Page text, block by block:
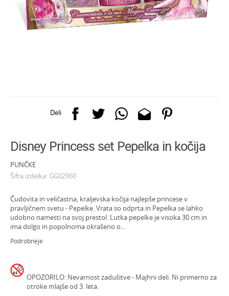
Deli
Disney Princess set Pepelka in kočija
PUNČKE
Šifra izdelka: GG02960
Čudovita in veličastna, kraljevska kočija najlepše princese v
pravljičnem svetu - Pepelke. Vrata so odprta in Pepelka se lahko
udobno namesti na svoj prestol. Lutka pepelke je visoka 30 cm in
ima dolgo in popolnoma okrašeno o...
Podrobneje
OPOZORILO: Nevarnost zadušitve - Majhni deli. Ni primerno za
otroke mlajše od 3. leta.